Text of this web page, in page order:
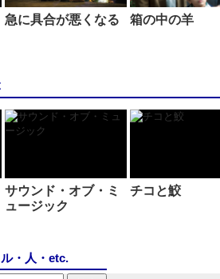
急に具合が悪くなる 箱の中の羊
サウンド・オブ・ミ
ュージック
チコと鮫
・人・etc.